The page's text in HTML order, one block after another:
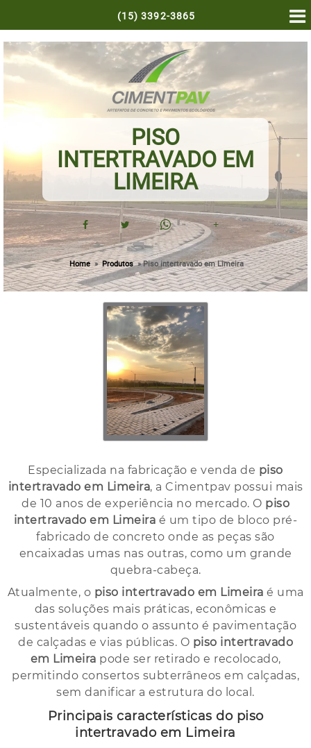
(15)3392-3865
PISO
INTERTRAVADO EM
LIMEIRA
+
Home » Produtos »Piso intertravado em Limeira
Especializada na fabricação e venda de piso
intertravado em Limeira, a Cimentpav possui mais
de 10 anos de experiência no mercado. O piso
intertravado em Limeira é um tipo de bloco pré-
fabricado de concreto onde as peças são
encaixadas umas nas outras, como um grande
quebra-cabeça.
Atualmente, o piso intertravado em Limeira é uma
das soluções mais práticas, econômicas e
sustentáveis quando o assunto é pavimentação
de calçadas e vias públicas. O piso intertravado
em Limeira pode ser retirado e recolocado,
permitindo consertos subterrâneos em calçadas,
sem danificar a estrutura do local.
Principais características do piso
intertravado em Limeira